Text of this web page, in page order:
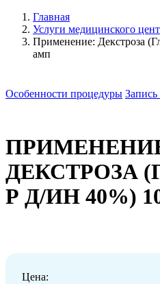
Главная
Услуги медицинского
Применение: Декстроза
амп
ДЕКСТРОЗА
Р Д/ИН 40%)
Особенности процедуры
Цена: